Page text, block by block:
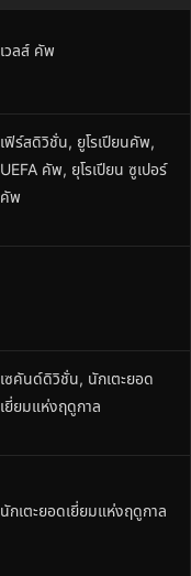
เวลส์ คัพ
เฟิร์สดิวิชั่น, ยูโรเปียนคัพ,
UEFA คัพ, ยุโรเปียน ซูเปอร์
คัพ
เซคันด์ดิวิชั่น, นักเตะยอด
เยี่ยมแห่งฤดูกาล
นักเตะยอดเยี่ยมแห่งฤดูกาล